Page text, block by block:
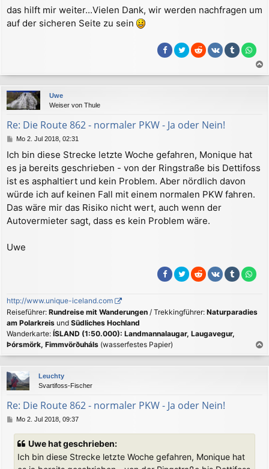
a
g
das hilft mir weiter...Vielen Dank, wir werden nachfragen um
auf der sicheren Seite zu sein
a
c
Uwe
Weiser von Thule
Re: Die Route 862 - normaler PKW - Ja oder Nein!
B
i
t
r
a
g
Mo 2. Jul 2018, 02:31
Ich bin diese Strecke letzte Woche gefahren, Monique hat
es ja bereits geschrieben - von der Ringstraße bis Dettifoss
ist es asphaltiert und kein Problem. Aber nördlich davon
würde ich auf keinen Fall mit einem normalen PKW fahren.
Das wäre mir das Risiko nicht wert, auch wenn der
Autovermieter sagt, dass es kein Problem wäre.
Uwe
http://www.unique-iceland.com
Reiseführer: Rundreise mit Wanderungen / Trekkingführer: Naturparadies
am Polarkreis und Südliches Hochland
Wanderkarte: ÍSLAND (1:50.000): Landmannalaugar, Laugavegur,
Þórsmörk, Fimmvörðuháls (wasserfestes Papier)
a
c
Leuchty
Svartifoss-Fischer
Re: Die Route 862 - normaler PKW - Ja oder Nein!
BMo 2. Jul 2018, 09:37
Uwe hat geschrieben:
Ich bin diese Strecke letzte Woche gefahren, Monique hat